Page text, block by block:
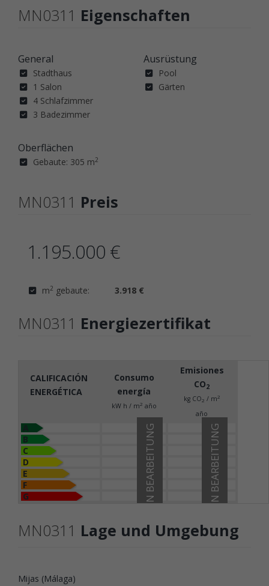
MN0311 Eigenschaften
General
Stadthaus
1 Salon
4 Schlafzimmer
3 Badezimmer
Oberflächen
Gebaute: 305 m2
Ausrüstung
Pool
Gärten
MN0311 Preis
1.195.000 €
m2 gebaute: 3.918 €
MN0311 Energiezertifikat
CALIFICACIÓN
ENERGÉTICA
Consumo
energía
kW h / m2 año
Emisiones
CO2
kg CO2 / m2
año
B
C
D
E
F
G
IN BEARBEITUNG
IN BEARBEITUNG
MN0311 Lage und Umgebung
Mijas (Málaga)